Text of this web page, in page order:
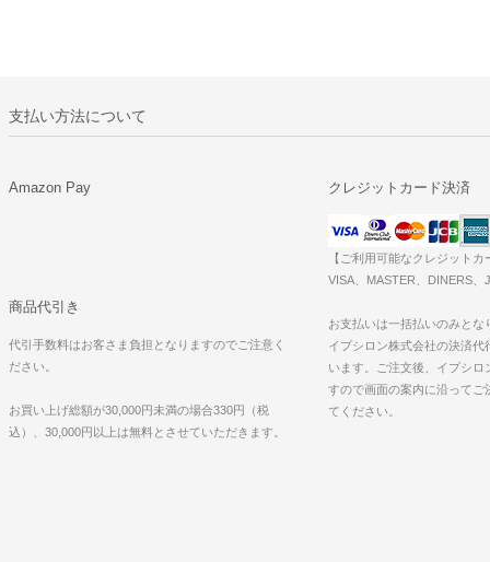
支払い方法について
Amazon Pay クレジットカード決済
【ご利用可能なクレジットカ
VISA、MASTER、DINERS、
お支払いは一括払いのみとな
イプシロン株式会社の決済代
います。ご注文後、イプシロ
すので画面の案内に沿ってご
てください。
商品代引き
代引手数料はお客さま負担となりますのでご注意く
ださい。
お買い上げ総額が30,000円未満の場合330円（税
込）、30,000円以上は無料とさせていただきます。